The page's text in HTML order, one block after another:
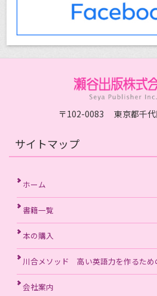
〒102-0083 東京都千代
サイトマップ
ホーム
書籍一覧
本の購入
川合メソッド 高い英語力を作るため
会社案内